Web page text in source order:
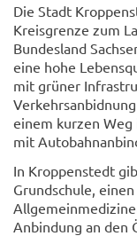
Die Stadt
Kreisgrenze zum
Bundesland
eine hohe
mit grüner
einem kurzen
mit
In Kroppenstedt
Grundschule,
Anbindung an den